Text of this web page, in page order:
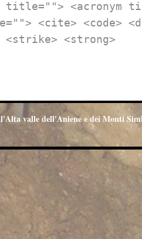
<acronym
<cite> <code>
<strong>
valle dell'Aniene e dei Monti